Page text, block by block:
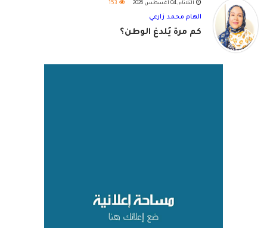
الثلاثاء, 04 أغسطس 2026 153
الهام محمد زارعي
كم مرة يُلدغ الوطن؟